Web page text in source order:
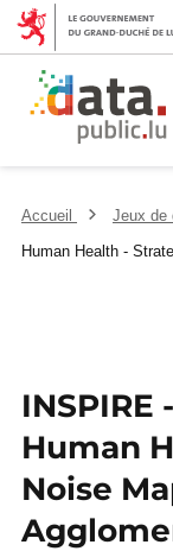
Accueil Jeux de
Human Health -
Human
Noise